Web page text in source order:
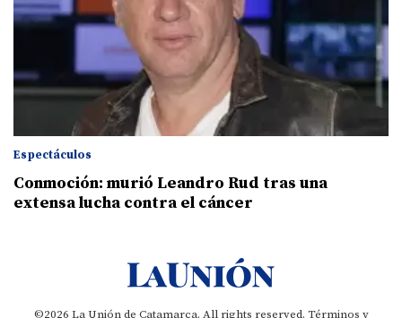
Espectáculos
Conmoción: murió Leandro Rud tras una
extensa lucha contra el cáncer
©2026 La Unión de Catamarca. All rights reserved. Términos y